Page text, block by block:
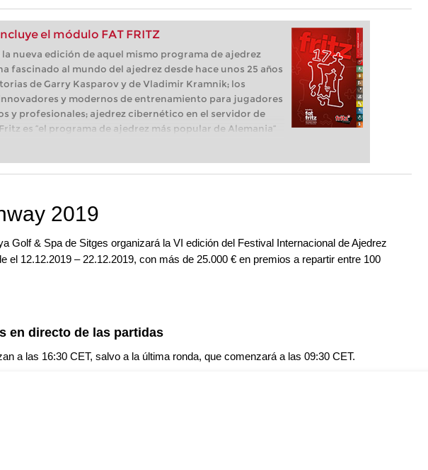
el módulo FAT FRITZ
la nueva edición de aquel mismo programa de ajedrez
fascinado al mundo del ajedrez desde hace unos 25 años
de Garry Kasparov y de Vladimir Kramnik; los
y modernos de entrenamiento para jugadores
y profesionales; ajedrez cibernético en el servidor de
es “el programa de ajedrez más popular de Alemania”
y ofrece todo lo que necesita el ajedrecista. La novedad
inteligencia artificial, "Fat Fritz".
2019
Golf & Spa de Sitges organizará la VI edición del Festival Internacional de Ajedrez
el 12.12.2019 – 22.12.2019, con más de 25.000 € en premios a repartir entre 100
en directo de las partidas
a las 16:30 CET, salvo a la última ronda, que comenzará a las 09:30 CET.